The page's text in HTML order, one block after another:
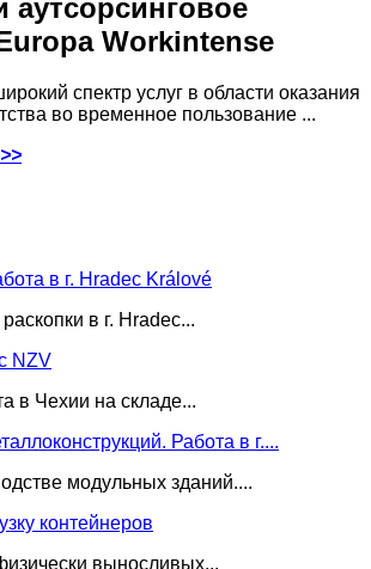
аутсорсинговое
Workintense
спектр услуг в области оказания
во временное пользование ...
в г. Hradec Králové
в г. Hradec...
NZV
в Чехии на складе...
Работа в г....
модульных зданий....
контейнеров
выносливых...